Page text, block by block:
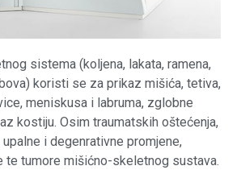
sistema (koljena, lakata, ramena,
koristi se za prikaz mišića, tetiva,
meniskusa i labruma, zglobne
kostiju. Osim traumatskih oštećenja,
i degenrativne promjene,
te tumore mišićno-skeletnog sustava.